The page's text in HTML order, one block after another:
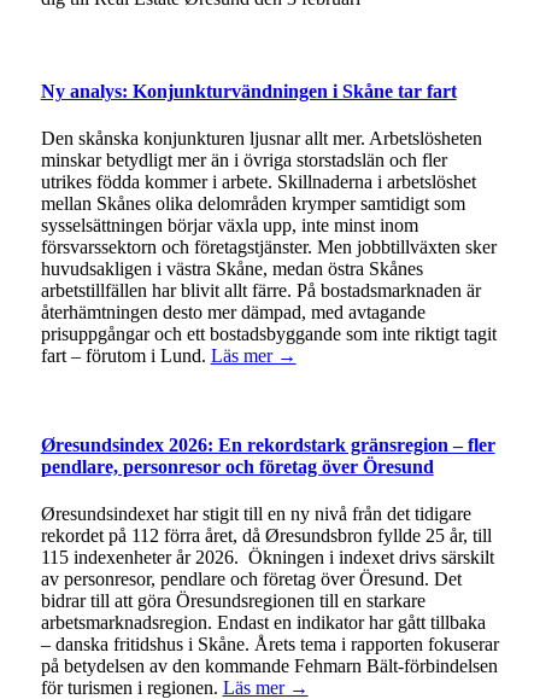
Ny analys: Konjunkturvändningen i Skåne tar fart
Den skånska konjunkturen ljusnar allt mer. Arbetslösheten
minskar betydligt mer än i övriga storstadslän och fler
utrikes födda kommer i arbete. Skillnaderna i arbetslöshet
mellan Skånes olika delområden krymper samtidigt som
sysselsättningen börjar växla upp, inte minst inom
försvarssektorn och företagstjänster. Men jobbtillväxten sker
huvudsakligen i västra Skåne, medan östra Skånes
arbetstillfällen har blivit allt färre. På bostadsmarknaden är
återhämtningen desto mer dämpad, med avtagande
prisuppgångar och ett bostadsbyggande som inte riktigt tagit
fart – förutom i Lund. Läs mer →
Øresundsindex 2026: En rekordstark gränsregion – fler
pendlare, personresor och företag över Öresund
Øresundsindexet har stigit till en ny nivå från det tidigare
rekordet på 112 förra året, då Øresundsbron fyllde 25 år, till
115 indexenheter år 2026. Ökningen i indexet drivs särskilt
av personresor, pendlare och företag över Öresund. Det
bidrar till att göra Öresundsregionen till en starkare
arbetsmarknadsregion. Endast en indikator har gått tillbaka
– danska fritidshus i Skåne. Årets tema i rapporten fokuserar
på betydelsen av den kommande Fehmarn Bält-förbindelsen
för turismen i regionen. Läs mer →